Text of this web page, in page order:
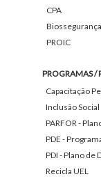
CPA
Biossegurança
PROIC
PROGRAMAS /
Capacitação
Inclusão Social
PARFOR -
PDE -
PDI - Plano
Recicla UEL